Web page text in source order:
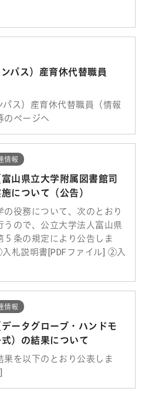
パス）産育休代替職員
ス）産育休代替職員（情報
のページへ
情報
山県立大学附属図書館司
について（公告）
役務について、次のとおり
ので、公立大学法人富山県
条の規定により公告しま
札説明書[PDFファイル] ②入
情報
ータグローブ・ハンドモ
）の結果について
を以下のとおり公表しま